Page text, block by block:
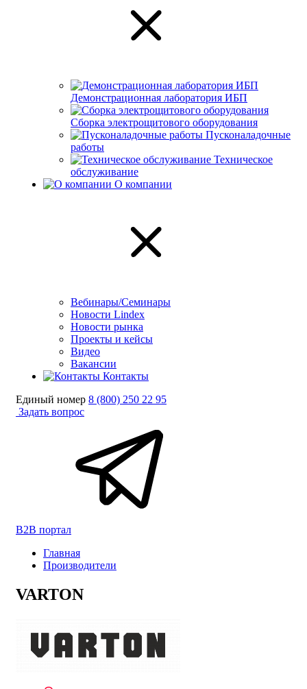
Демонстрационная лаборатория ИБП
Сборка электрощитового оборудования
Пусконаладочные
работы
Техническое
обслуживание
О компании
Вебинары/Семинары
Новости Lindex
Новости рынка
Проекты и кейсы
Видео
Вакансии
Контакты
Единый номер 8 (800) 250 22 95
Задать вопрос
B2B портал
Главная
Производители
VARTON